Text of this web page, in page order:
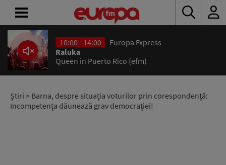
10:00 - 14:00
Europa Express
Raluka
Queen in Puerto Rico (efm)
Știri > Barna, despre situaţia voturilor prin corespondenţă:
Incompetenţa dăunează grav democraţiei!
ACASĂ
ȘTIRI
RADIO